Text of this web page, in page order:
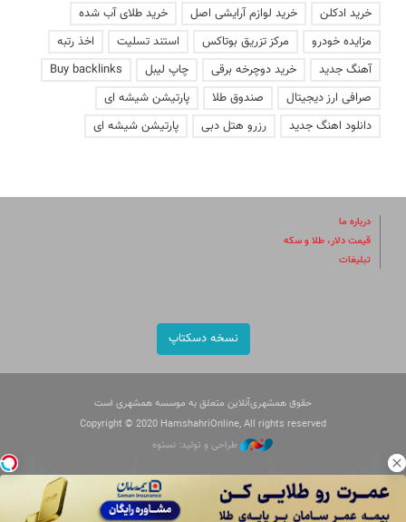
خرید ادکلن
خرید لوازم آرایشی اصل
خرید طلای آب شده
مزایده خودرو
مرکز تزریق بوتاکس استند تسلیت
اخذ رتبه
آهنگ جدید
خرید دوچرخه برقی چاپ لیبل
Buy backlinks
صرافی ارز دیجیتال
صندوق طلا
پارتیشن شیشه ای
دانلود اهنگ جدید
رزرو هتل دبی پارتیشن شیشه ای
درباره ما
قیمت دلار، طلا و سکه
تبلیغات
نسخه دسکتاپ
حقوق همشهری‌آنلاین متعلق به موسسه همشهری است
Copyright © 2020 HamshahriOnline, All rights reserved
طراحی و تولید: نستوه